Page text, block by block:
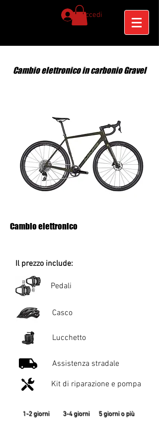
Accedi
Cambio elettronico in carbonio Gravel
Cambio elettronico
Il prezzo include:
Pedali
Casco
Lucchetto
Assistenza stradale
Kit di riparazione e pompa
1-2 giorni 3-4 giorni 5 giorni o più